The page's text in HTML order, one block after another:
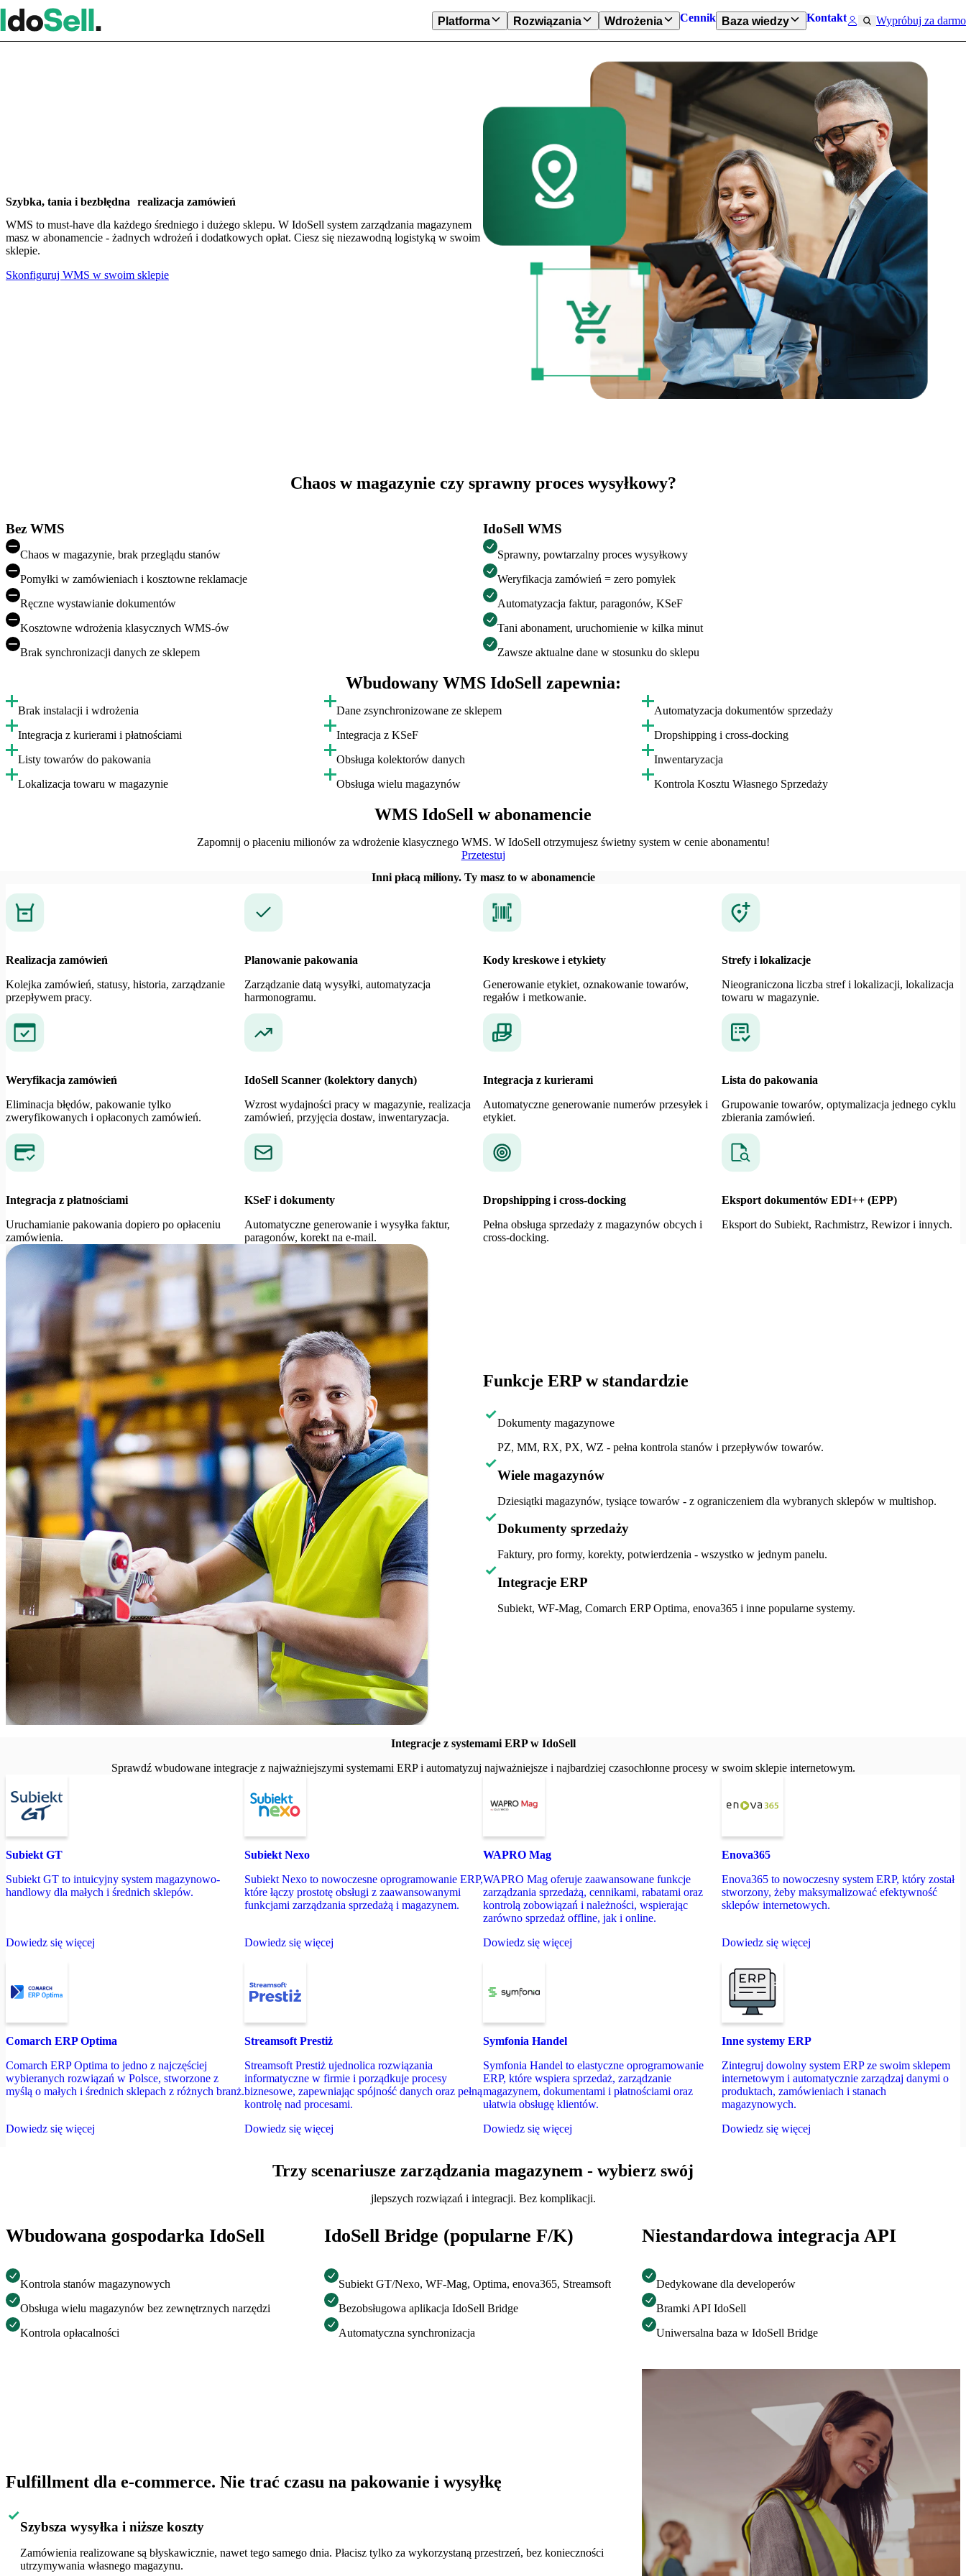
Platforma Rozwiązania Wdrożenia Cennik Baza wiedzy Kontakt Wypróbuj za darmo
Szybka, tania i bezbłędna realizacja zamówień
WMS to must-have dla każdego średniego i dużego sklepu. W IdoSell system zarządzania magazynem
masz w abonamencie - żadnych wdrożeń i dodatkowych opłat. Ciesz się niezawodną logistyką w swoim
sklepie.
Skonfiguruj WMS w swoim sklepie
Chaos w magazynie czy sprawny proces wysyłkowy?
Bez WMS
Chaos w magazynie, brak przeglądu stanów
Pomyłki w zamówieniach i kosztowne reklamacje
Ręczne wystawianie dokumentów
Kosztowne wdrożenia klasycznych WMS-ów
Brak synchronizacji danych ze sklepem
IdoSell WMS
Sprawny, powtarzalny proces wysyłkowy
Weryfikacja zamówień = zero pomyłek
Automatyzacja faktur, paragonów, KSeF
Tani abonament, uruchomienie w kilka minut
Zawsze aktualne dane w stosunku do sklepu
Wbudowany WMS IdoSell zapewnia:
Brak instalacji i wdrożenia Dane zsynchronizowane ze sklepem
Automatyzacja dokumentów sprzedaży
Integracja z kurierami i płatnościami
Integracja z KSeF
Dropshipping i cross-docking
Listy towarów do pakowania
Obsługa kolektorów danych
Inwentaryzacja
Lokalizacja towaru w magazynie
Obsługa wielu magazynów Kontrola Kosztu Własnego Sprzedaży
WMS IdoSell w abonamencie
Zapomnij o płaceniu milionów za wdrożenie klasycznego WMS. W IdoSell otrzymujesz świetny system w cenie abonamentu!
Przetestuj
Inni płacą miliony. Ty masz to w abonamencie
Realizacja zamówień
Kolejka zamówień, statusy, historia, zarządzanie
przepływem pracy.
Planowanie pakowania
Zarządzanie datą wysyłki, automatyzacja
harmonogramu.
Kody kreskowe i etykiety
Generowanie etykiet, oznakowanie towarów,
regałów i metkowanie.
Strefy i lokalizacje
Nieograniczona liczba stref i lokalizacji, lokalizacja
towaru w magazynie.
Weryfikacja zamówień
Eliminacja błędów, pakowanie tylko
zweryfikowanych i opłaconych zamówień.
IdoSell Scanner (kolektory danych)
Wzrost wydajności pracy w magazynie, realizacja
zamówień, przyjęcia dostaw, inwentaryzacja.
Integracja z kurierami
Automatyczne generowanie numerów przesyłek i
etykiet.
Lista do pakowania
Grupowanie towarów, optymalizacja jednego cyklu
zbierania zamówień.
Integracja z płatnościami
Uruchamianie pakowania dopiero po opłaceniu
zamówienia.
KSeF i dokumenty
Automatyczne generowanie i wysyłka faktur,
paragonów, korekt na e-mail.
Dropshipping i cross-docking
Pełna obsługa sprzedaży z magazynów obcych i
cross-docking.
Eksport dokumentów EDI++ (EPP)
Eksport do Subiekt, Rachmistrz, Rewizor i innych.
Funkcje ERP w standardzie
Dokumenty magazynowe
PZ, MM, RX, PX, WZ - pełna kontrola stanów i przepływów towarów.
Wiele magazynów
Dziesiątki magazynów, tysiące towarów - z ograniczeniem dla wybranych sklepów w multishop.
Dokumenty sprzedaży
Faktury, pro formy, korekty, potwierdzenia - wszystko w jednym panelu.
Integracje ERP
Subiekt, WF-Mag, Comarch ERP Optima, enova365 i inne popularne systemy.
Integracje z systemami ERP w IdoSell
Sprawdź wbudowane integracje z najważniejszymi systemami ERP i automatyzuj najważniejsze i najbardziej czasochłonne procesy w swoim sklepie internetowym.
Subiekt GT
Subiekt GT to intuicyjny system magazynowo-
handlowy dla małych i średnich sklepów.
Dowiedz się więcej
Subiekt Nexo
Subiekt Nexo to nowoczesne oprogramowanie ERP,
które łączy prostotę obsługi z zaawansowanymi
funkcjami zarządzania sprzedażą i magazynem.
Dowiedz się więcej
WAPRO Mag
WAPRO Mag oferuje zaawansowane funkcje
zarządzania sprzedażą, cennikami, rabatami oraz
kontrolą zobowiązań i należności, wspierając
zarówno sprzedaż offline, jak i online.
Dowiedz się więcej
Enova365
Enova365 to nowoczesny system ERP, który został
stworzony, żeby maksymalizować efektywność
sklepów internetowych.
Dowiedz się więcej
Comarch ERP Optima
Comarch ERP Optima to jedno z najczęściej
wybieranych rozwiązań w Polsce, stworzone z
myślą o małych i średnich sklepach z różnych branż.
Dowiedz się więcej
Streamsoft Prestiż
Streamsoft Prestiż ujednolica rozwiązania
informatyczne w firmie i porządkuje procesy
biznesowe, zapewniając spójność danych oraz pełną
kontrolę nad procesami.
Dowiedz się więcej
Symfonia Handel
Symfonia Handel to elastyczne oprogramowanie
ERP, które wspiera sprzedaż, zarządzanie
magazynem, dokumentami i płatnościami oraz
ułatwia obsługę klientów.
Dowiedz się więcej
Inne systemy ERP
Zintegruj dowolny system ERP ze swoim sklepem
internetowym i automatycznie zarządzaj danymi o
produktach, zamówieniach i stanach
magazynowych.
Dowiedz się więcej
Trzy scenariusze zarządzania magazynem - wybierz swój
jlepszych rozwiązań i integracji. Bez komplikacji.
Wbudowana gospodarka IdoSell
Kontrola stanów magazynowych
Obsługa wielu magazynów bez zewnętrznych narzędzi
Kontrola opłacalności
IdoSell Bridge (popularne F/K)
Subiekt GT/Nexo, WF-Mag, Optima, enova365, Streamsoft
Bezobsługowa aplikacja IdoSell Bridge
Automatyczna synchronizacja
Niestandardowa integracja API
Dedykowane dla developerów
Bramki API IdoSell
Uniwersalna baza w IdoSell Bridge
Fulfillment dla e-commerce. Nie trać czasu na pakowanie i wysyłkę
Szybsza wysyłka i niższe koszty
Zamówienia realizowane są błyskawicznie, nawet tego samego dnia. Płacisz tylko za wykorzystaną przestrzeń, bez konieczności
utrzymywania własnego magazynu.